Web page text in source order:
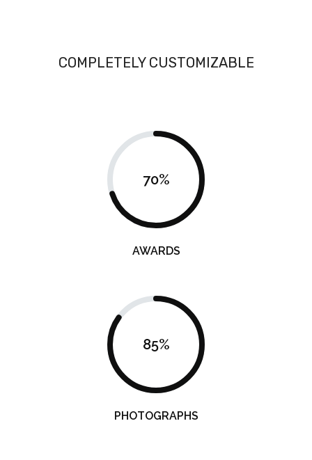
COMPLETELY CUSTOMIZABLE
70%
AWARDS
85%
PHOTOGRAPHS